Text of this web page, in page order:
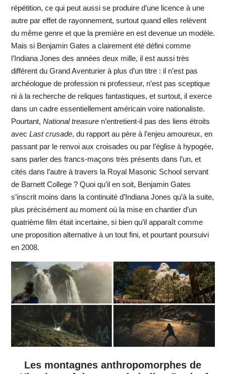
répétition, ce qui peut aussi se produire d’une licence à une
autre par effet de rayonnement, surtout quand elles relèvent
du même genre et que la première en est devenue un modèle.
Mais si Benjamin Gates a clairement été défini comme
l’Indiana Jones des années deux mille, il est aussi très
différent du Grand Aventurier à plus d’un titre : il n’est pas
archéologue de profession ni professeur, n’est pas sceptique
ni à la recherche de reliques fantastiques, et surtout, il exerce
dans un cadre essentiellement américain voire nationaliste.
Pourtant, National treasuren’entretient-il pas des liens étroits
avec Last crusade, du rapport au père à l’enjeu amoureux, en
passant par le renvoi aux croisades ou par l’église à hypogée,
sans parler des francs-maçons très présents dans l’un, et
cités dans l’autre à travers la Royal Masonic School servant
de Barnett College ? Quoi qu’il en soit, Benjamin Gates
s’inscrit moins dans la continuité d’Indiana Jones qu’à la suite,
plus précisément au moment où la mise en chantier d’un
quatrième film était incertaine, si bien qu’il apparaît comme
une proposition alternative à un tout fini, et pourtant poursuivi
en 2008.
Les montagnes anthropomorphes de